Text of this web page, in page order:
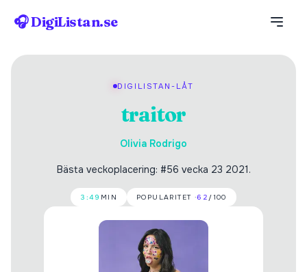
🎧 DigiListan.se
DIGILISTAN-LÅT
traitor
Olivia Rodrigo
Bästa veckoplacering: #56 vecka 23 2021.
3:49 MIN POPULARITET ·62 /100